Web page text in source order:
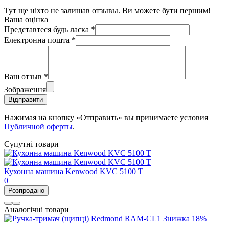
Тут ще ніхто не залишав отзывы. Ви можете бути першим!
Ваша оцінка
Представтеся будь ласка *
Електронна пошта *
Ваш отзыв *
Зображення
Відправити
Нажимая на кнопку «Отправить» вы принимаете условия
Публичной оферты.
Супутні товари
Кухонна машина Kenwood KVC 5100 T
0
Розпродано
Аналогічні товари
Знижка 18%